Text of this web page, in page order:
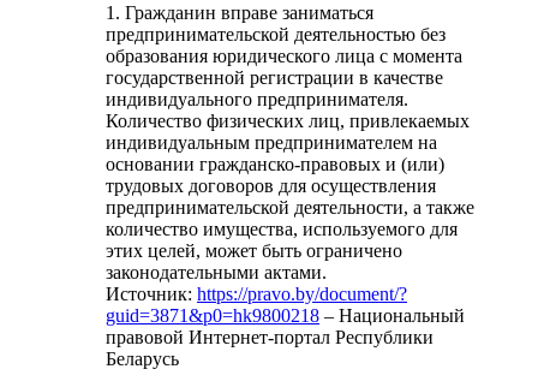
1. Гражданин вправе заниматься
предпринимательской деятельностью без
образования юридического лица с момента
государственной регистрации в качестве
индивидуального предпринимателя.
Количество физических лиц, привлекаемых
индивидуальным предпринимателем на
основании гражданско-правовых и (или)
трудовых договоров для осуществления
предпринимательской деятельности, а также
количество имущества, используемого для
этих целей, может быть ограничено
законодательными актами.
Источник: https://pravo.by/document/?
guid=3871&p0=hk9800218 – Национальный
правовой Интернет-портал Республики
Беларусь